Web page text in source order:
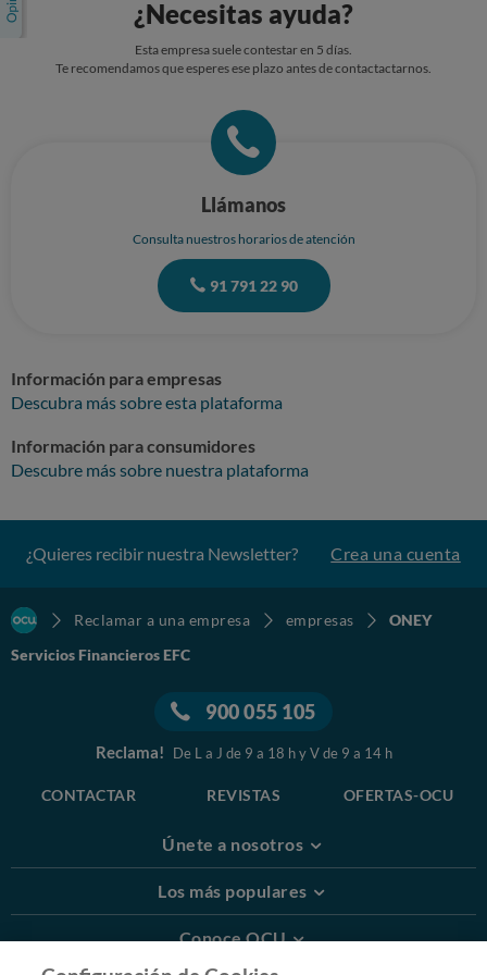
cuadra la hora de las operaciones según detalle de movimientos
facilitado por Oney ya que se realizaron todas cuando la tarjeta ya estaba
recibo bancario con los cargo indicados . SOLICITO que ordene las
cantidad de 450€ correspondiente al importe defraudado. Sin otro
¿Necesitas ayuda?
Esta empresa suele contestar en 5 días.
Te recomendamos que esperes ese plazo antes de contactactarnos.
Llámanos
Consulta nuestros horarios de atención
91 791 22 90
Información para empresas
Descubra más sobre esta plataforma
Información para consumidores
Descubre más sobre nuestra plataforma
¿Quieres recibir nuestra Newsletter? Crea una cuenta
Reclamar a una empresa empresas
ONEY
Servicios Financieros EFC
900 055 105
Reclama! De L a J de 9 a 18 h y V de 9 a 14 h
CONTACTAR REVISTAS OFERTAS-OCU
Únete a nosotros
Los más populares
Conoce OCU